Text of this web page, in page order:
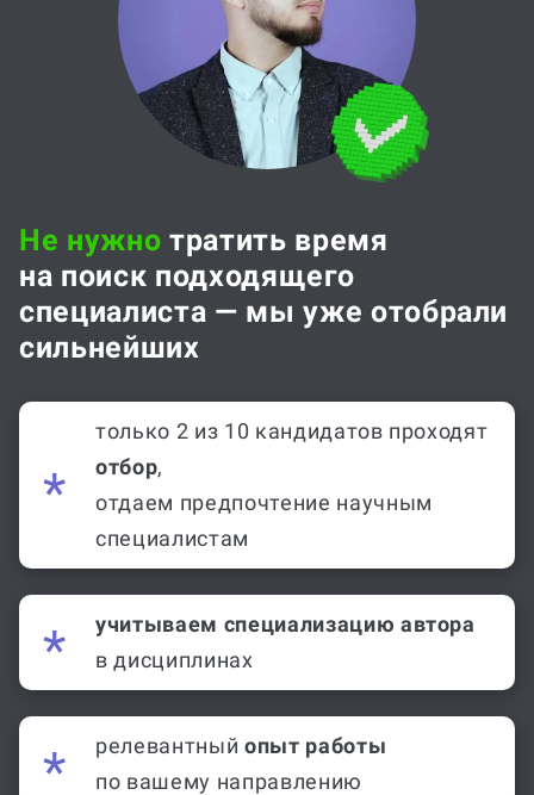
Не нужно тратить время
на поиск подходящего
специалиста — мы уже отобрали
сильнейших
только 2 из 10 кандидатов проходят
отбор,
отдаем предпочтение научным
специалистам
учитываем специализацию автора
в дисциплинах
релевантный опыт работы
по вашему направлению